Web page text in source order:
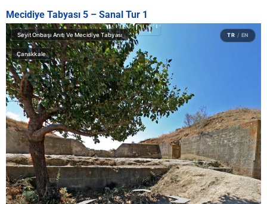
Mecidiye Tabyası 5 – Sanal Tur 1